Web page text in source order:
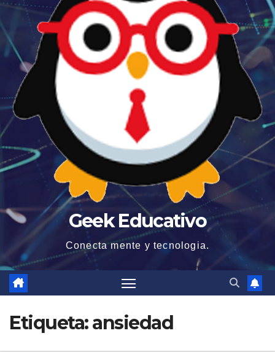
Geek Educativo
Conecta mente y tecnologia.
Etiqueta:ansiedad